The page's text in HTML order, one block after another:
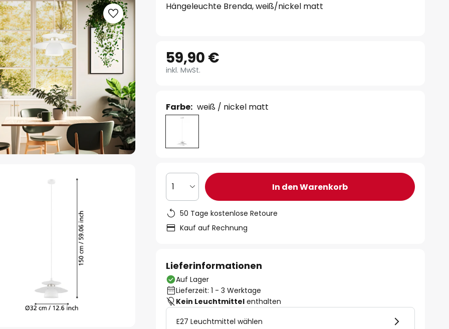
Hängeleuchte Brenda, weiß/nickel matt
59,90 €
inkl. MwSt.
Farbe: weiß / nickel matt
1 In den Warenkorb
50 Tage kostenlose Retoure
Kauf auf Rechnung
Lieferinformationen
Auf Lager
Lieferzeit: 1 - 3 Werktage
Kein Leuchtmittel enthalten
E27 Leuchtmittel wählen